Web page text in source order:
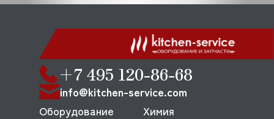
+7 495 120-86-68
info@kitchen-service.com
Оборудование
Химия